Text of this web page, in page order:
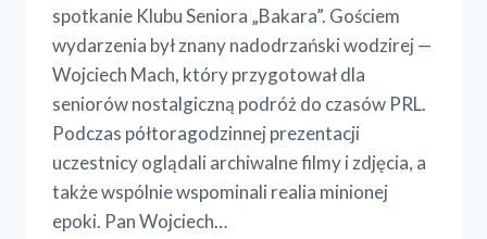
spotkanie Klubu Seniora „Bakara”. Gościem
wydarzenia był znany nadodrzański wodzirej —
Wojciech Mach, który przygotował dla
seniorów nostalgiczną podróż do czasów PRL.
Podczas półtoragodzinnej prezentacji
uczestnicy oglądali archiwalne filmy i zdjęcia, a
także wspólnie wspominali realia minionej
epoki. Pan Wojciech…